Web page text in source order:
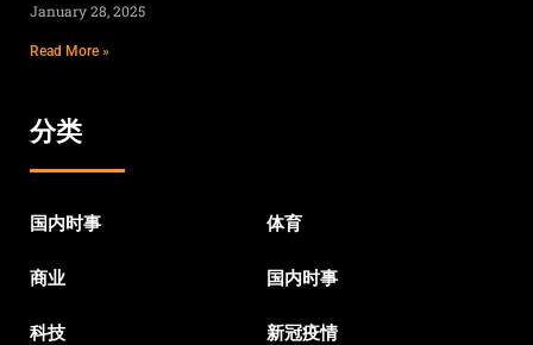
January 28, 2025
Read More »
分类
国内时事
商业
科技
体育
国内时事
新冠疫情